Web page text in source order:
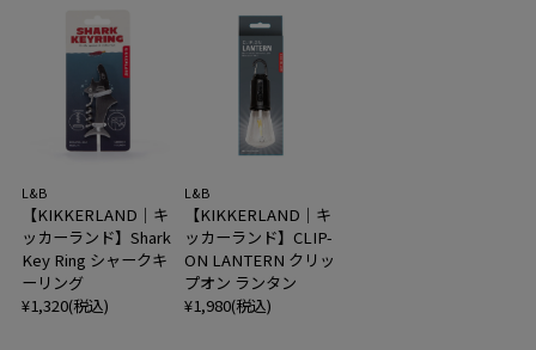
L&B
【KIKKERLAND｜キ
ッカーランド】Shark
Key Ring シャークキ
ーリング
¥1,320(税込)
L&B
【KIKKERLAND｜キ
ッカーランド】CLIP-
ON LANTERN クリッ
プオン ランタン
¥1,980(税込)